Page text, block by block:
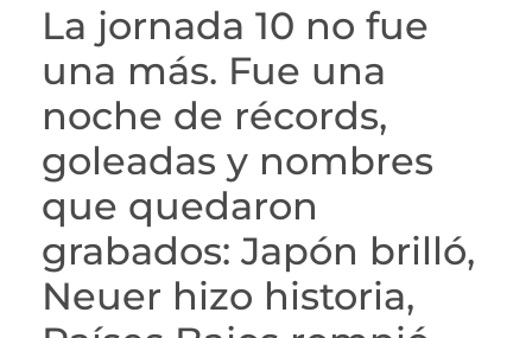
La jornada 10 no fue
una más. Fue una
noche de récords,
goleadas y nombres
que quedaron
grabados: Japón brilló,
Neuer hizo historia,